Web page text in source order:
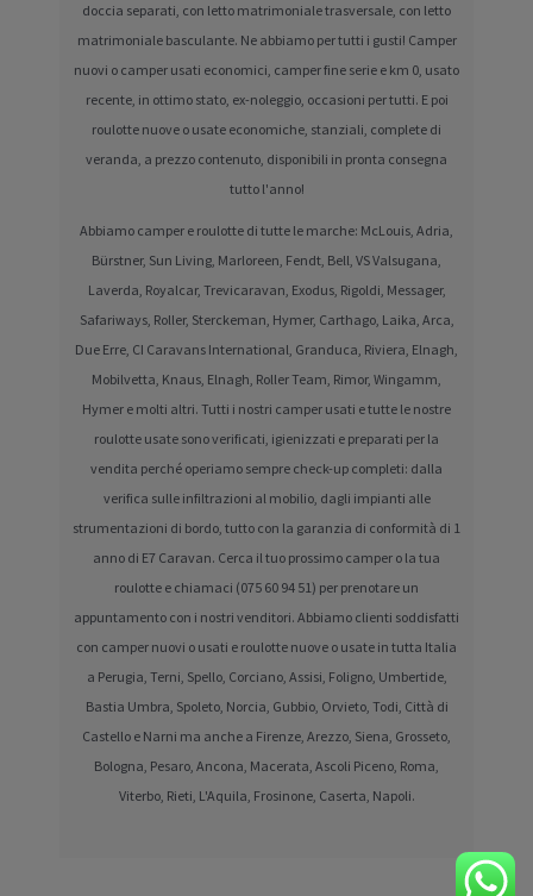
doccia separati, con letto matrimoniale trasversale, con letto
matrimoniale basculante. Ne abbiamo per tutti i gusti! Camper
nuovi o camper usati economici, camper fine serie e km 0, usato
recente, in ottimo stato, ex-noleggio, occasioni per tutti. E poi
roulotte nuove o usate economiche, stanziali, complete di
veranda, a prezzo contenuto, disponibili in pronta consegna
tutto l'anno!
Abbiamo camper e roulotte di tutte le marche: McLouis, Adria,
Bürstner, Sun Living, Marloreen, Fendt, Bell, VS Valsugana,
Laverda, Royalcar, Trevicaravan, Exodus, Rigoldi, Messager,
Safariways, Roller, Sterckeman, Hymer, Carthago, Laika, Arca,
Due Erre, CI Caravans International, Granduca, Riviera, Elnagh,
Mobilvetta, Knaus, Elnagh, Roller Team, Rimor, Wingamm,
Hymer e molti altri. Tutti i nostri camper usati e tutte le nostre
roulotte usate sono verificati, igienizzati e preparati per la
vendita perché operiamo sempre check-up completi: dalla
verifica sulle infiltrazioni al mobilio, dagli impianti alle
strumentazioni di bordo, tutto con la garanzia di conformità di 1
anno di E7 Caravan. Cerca il tuo prossimo camper o la tua
roulotte e chiamaci (075 60 94 51) per prenotare un
appuntamento con i nostri venditori. Abbiamo clienti soddisfatti
con camper nuovi o usati e roulotte nuove o usate in tutta Italia
a Perugia, Terni, Spello, Corciano, Assisi, Foligno, Umbertide,
Bastia Umbra, Spoleto, Norcia, Gubbio, Orvieto, Todi, Città di
Castello e Narni ma anche a Firenze, Arezzo, Siena, Grosseto,
Bologna, Pesaro, Ancona, Macerata, Ascoli Piceno, Roma,
Viterbo, Rieti, L'Aquila, Frosinone, Caserta, Napoli.